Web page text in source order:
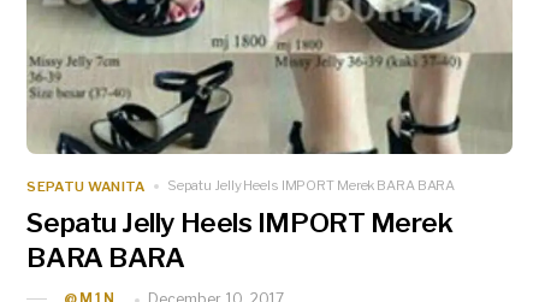
SEPATU WANITA Sepatu Jelly Heels IMPORT Merek BARA BARA
Sepatu Jelly Heels IMPORT Merek
BARA BARA